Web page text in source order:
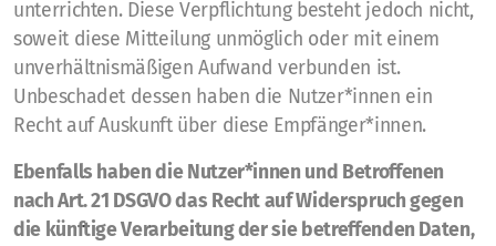
unterrichten. Diese Verpflichtung besteht jedoch nicht,
soweit diese Mitteilung unmöglich oder mit einem
unverhältnismäßigen Aufwand verbunden ist.
Unbeschadet dessen haben die Nutzer*innen ein
Recht auf Auskunft über diese Empfänger*innen.
Ebenfalls haben die Nutzer*innen und Betroffenen
nach Art. 21 DSGVO das Recht auf Widerspruch gegen
die künftige Verarbeitung der sie betreffenden Daten,